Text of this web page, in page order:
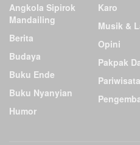
Angkola Sipirok
Mandailing
Berita
Budaya
Buku Ende
Buku Nyanyian
Humor
Karo
Musik &
Opini
Pakpak
Pariwisata